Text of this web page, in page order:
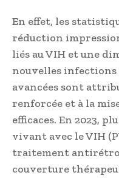
En effet, les
réduction
liés au VIH et une
nouvelles infections
avancées sont
renforcée et à la
efficaces. En 2023,
vivant avec le VIH
traitement
couverture